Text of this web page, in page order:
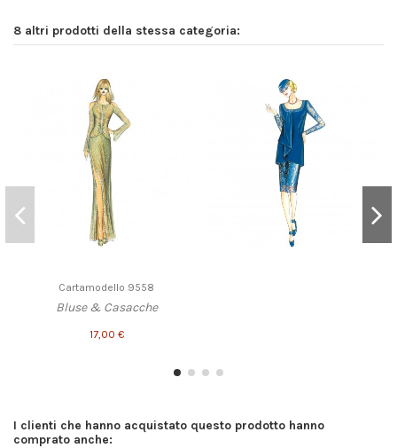
8 altri prodotti della stessa categoria:
Cartamodello 9558
Bluse & Casacche
17,00 €
I clienti che hanno acquistato questo prodotto hanno
comprato anche: